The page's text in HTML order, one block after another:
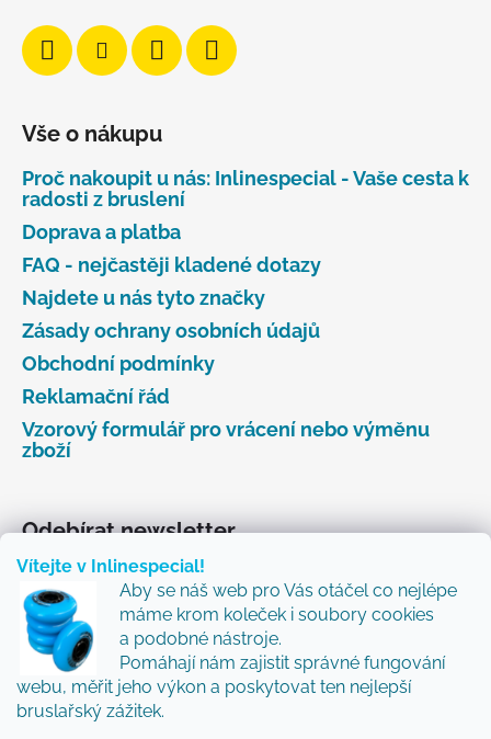
Vítejte v Inlinespecial!
Aby se náš web pro Vás otáčel co nejlépe
máme krom koleček i soubory cookies
a podobné nástroje.
Pomáhají nám zajistit správné fungování
webu, měřit jeho výkon a poskytovat ten nejlepší
bruslařský zážitek.
Vše o nákupu
Proč nakoupit u nás: Inlinespecial - Vaše cesta k
radosti z bruslení
Doprava a platba
FAQ - nejčastěji kladené dotazy
Najdete u nás tyto značky
Zásady ochrany osobních údajů
Obchodní podmínky
Reklamační řád
Vzorový formulář pro vrácení nebo výměnu
zboží
Odebírat newsletter
Vložte svůj e-mail a my vám budeme zasílat informace
o nových produktech na našem e-shopu.
Přidejte se k nám a my Vám budeme zasílat ty nejlepší
novinky a tipy.
E-mail